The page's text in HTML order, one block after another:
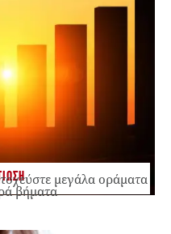
μεγάλα οράματα
βήματα